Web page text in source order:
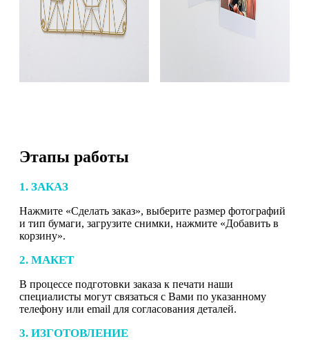
Этапы работы
1. ЗАКАЗ
Нажмите «Сделать заказ», выберите размер фотографий
и тип бумаги, загрузите снимки, нажмите «Добавить в
корзину».
2. МАКЕТ
В процессе подготовки заказа к печати наши
специалисты могут связаться с Вами по указанному
телефону или email для согласования деталей.
3. ИЗГОТОВЛЕНИЕ